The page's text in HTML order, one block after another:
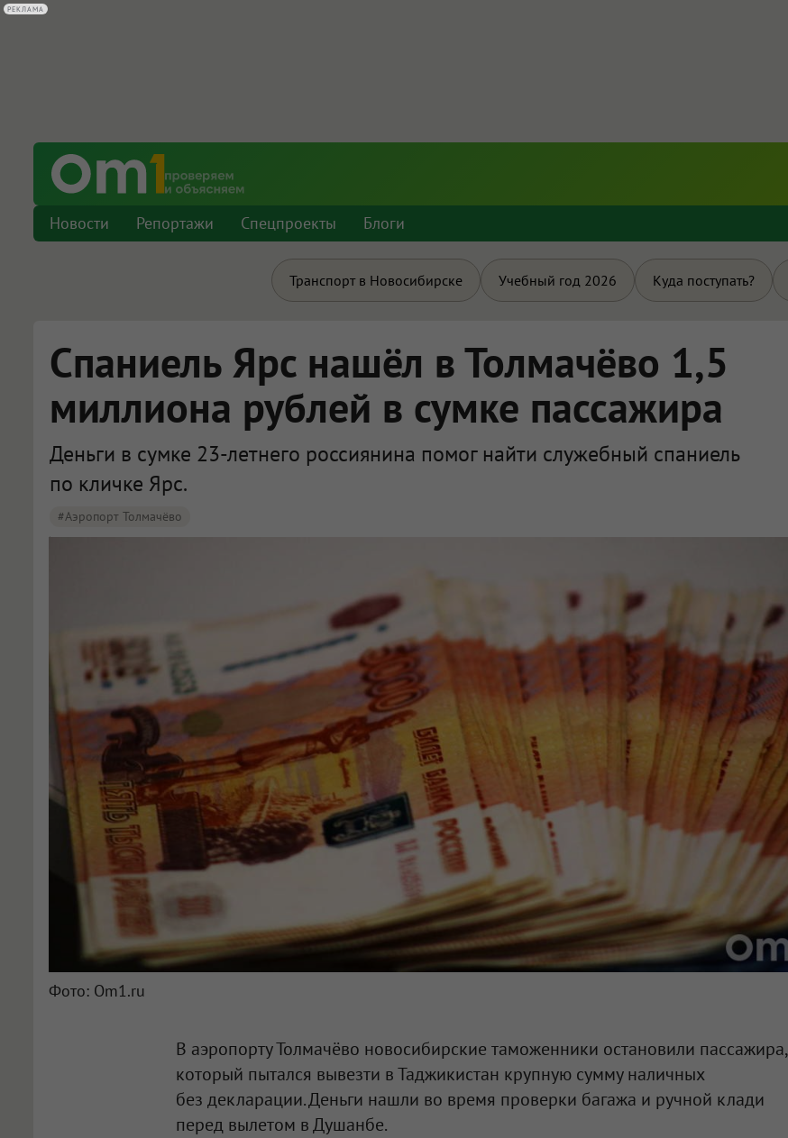
Новости Репортажи Спецпроекты Блоги
Транспорт в Новосибирске Учебный год 2026 Куда поступать?
Спаниель Ярс нашёл в Толмачёво 1,5
миллиона рублей в сумке пассажира
Деньги в сумке 23-летнего россиянина помог найти служебный спаниель
по кличке Ярс.
#Аэропорт Толмачёво
Фото: Om1.ru
В аэропорту Толмачёво новосибирские таможенники остановили пассажира,
который пытался вывезти в Таджикистан крупную сумму наличных
без декларации. Деньги нашли во время проверки багажа и ручной клади
перед вылетом в Душанбе.
РЕКЛАМА